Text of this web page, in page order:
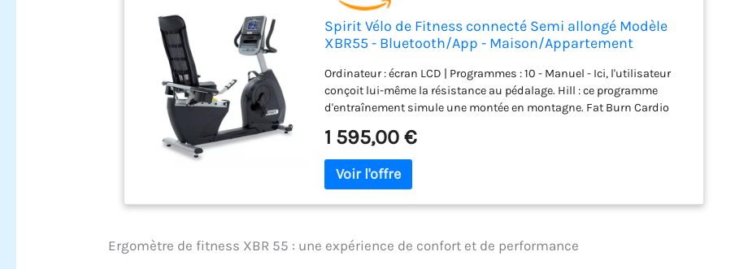
Spirit Vélo de Fitness connecté Semi allongé Modèle
XBR55 - Bluetooth/App - Maison/Appartement
Ordinateur : écran LCD | Programmes : 10 - Manuel - Ici, l'utilisateur
conçoit lui-même la résistance au pédalage. Hill : ce programme
d'entraînement simule une montée en montagne. Fat Burn Cardio
13,6 kg (environ 23 kg d'inertie) - 1 à 20 niveaux réglables
électroniquement (frein magnétique) - Entrée profonde Charge
maximale : Poids de l'utilisateur : 150 kg | Contrôle de l'application :
Spirit APP | Haut-parleur intégré | Récepteur de pouls intégré (sangle
de poitrine non incluse) | Utilisation semi-professionnelle | Garantie :
1 595,00 €
Ergomètre de fitness XBR 55 : une expérience de confort et de performance